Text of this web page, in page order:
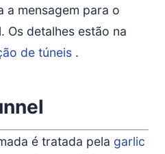
a mensagem para o
Os detalhes estão na
de túneis .
é tratada pela garlic